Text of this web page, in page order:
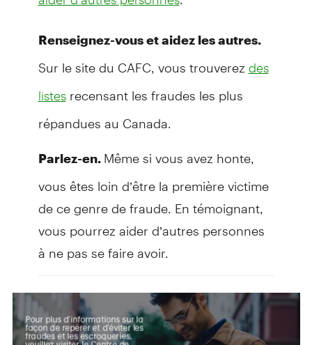
Renseignez-vous et aidez les autres.
Sur le site du CAFC, vous trouverez des
listesrecensant les fraudes les plus
répandues au Canada.
Parlez-en. Même si vous avez honte,
vous êtes loin d’être la première victime
de ce genre de fraude. En témoignant,
vous pourrez aider d’autres personnes
à ne pas se faire avoir.